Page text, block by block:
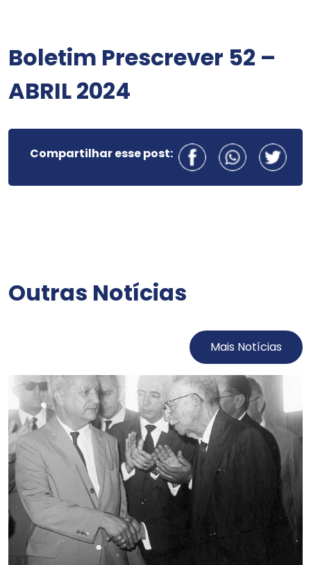
Boletim Prescrever 52 –
ABRIL 2024
Compartilhar esse post:
Outras Notícias
Mais Notícias